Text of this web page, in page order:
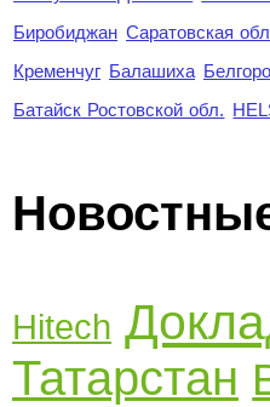
Биробиджан Саратовская
Кременчуг Балашиха
Батайск Ростовской обл.
Hitech
Татарстан